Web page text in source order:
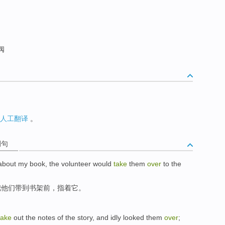
人工翻译 。
my book the volunteer would take them over to the
他们带到书架前， 指着它。
out the notes of the story, and idly looked them over;